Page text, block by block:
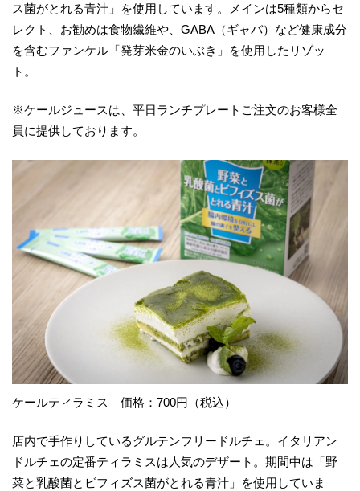
ス菌がとれる青汁」を使用しています。メインは5種類からセ
レクト、お勧めは食物繊維や、GABA（ギャバ）など健康成分
を含むファンケル「発芽米金のいぶき」を使用したリゾッ
ト。
※ケールジュースは、平日ランチプレートご注文のお客様全
員に提供しております。
ケールティラミス 価格：700円（税込）
店内で手作りしているグルテンフリードルチェ。イタリアン
ドルチェの定番ティラミスは人気のデザート。期間中は「野
菜と乳酸菌とビフィズス菌がとれる青汁」を使用していま